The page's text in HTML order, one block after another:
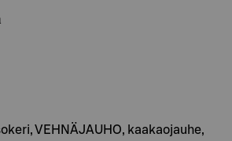
VEHNÄJAUHO, kaakaojauhe,